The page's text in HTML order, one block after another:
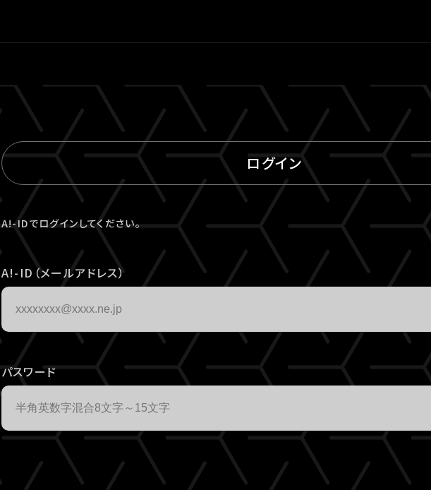
ログイン
A!-IDでログインしてください。
A!-ID（メールアドレス）
パスワード